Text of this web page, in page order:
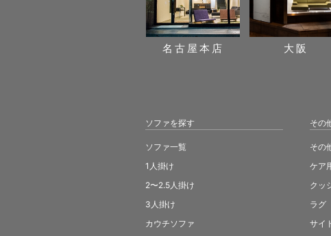
名古屋本店 大阪
ソファを探す
ソファ一覧
1人掛け
2〜2.5人掛け
3人掛け
カウチソファ
その
その
ケア
クッ
ラグ
サイ